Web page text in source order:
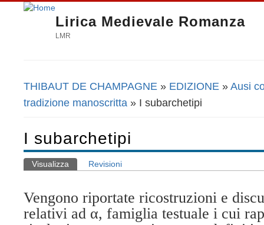
Lirica Medievale Romanza
LMR
Tu sei qui
THIBAUT DE CHAMPAGNE » EDIZIONE » Ausi
tradizione manoscritta » I subarchetipi
I subarchetipi
Schede primarie
Visualizza (scheda attiva)
Revisioni
Vengono riportate ricostruzioni e
relativi ad α, famiglia testuale i cui